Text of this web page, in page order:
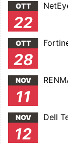
OTT
22
OTT
28
NOV
11
NOV
12
Dell